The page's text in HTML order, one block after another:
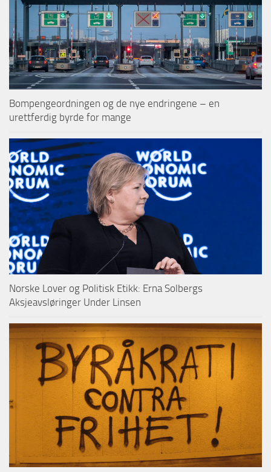
Bompengeordningen og de nye endringene – en
urettferdig byrde for mange
Norske Lover og Politisk Etikk: Erna Solbergs
Aksjeavsløringer Under Linsen